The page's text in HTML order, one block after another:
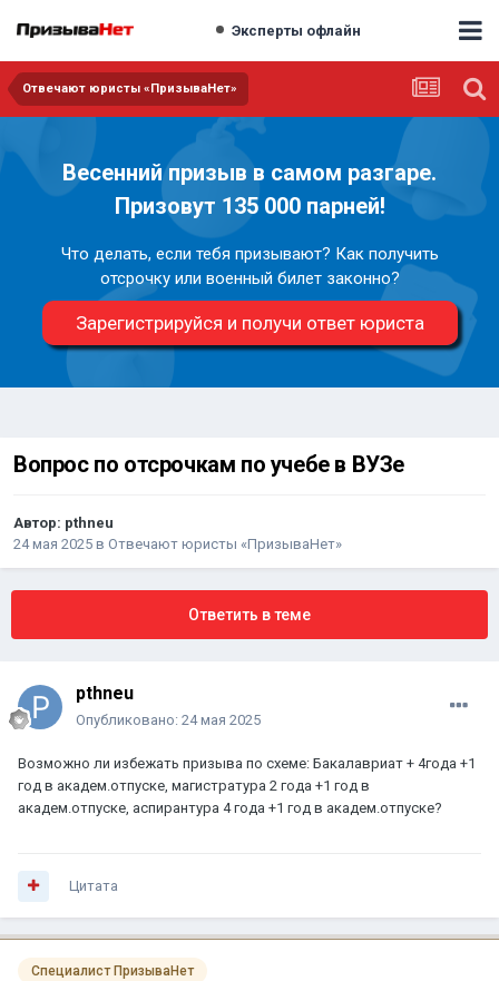
Эксперты офлайн
Отвечают юристы «ПризываНет»
Весенний призыв в самом разгаре.
Призовут 135 000 парней!
Что делать, если тебя призывают? Как получить
отсрочку или военный билет законно?
Зарегистрируйся и получи ответ юриста
Вопрос по отсрочкам по учебе в ВУЗе
Автор: pthneu
24 мая 2025 в Отвечают юристы «ПризываНет»
Ответить в теме
pthneu
Опубликовано: 24 мая 2025
Возможно ли избежать призыва по схеме: Бакалавриат + 4года +1
год в академ.отпуске, магистратура 2 года +1 год в
академ.отпуске, аспирантура 4 года +1 год в академ.отпуске?
Цитата
Специалист ПризываНет